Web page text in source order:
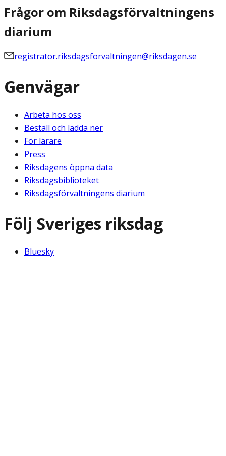
Frågor om Riksdagsförvaltningens
diarium
registrator.riksdagsforvaltningen@riksdagen.se
Genvägar
Arbeta hos oss
Beställ och ladda ner
För lärare
Press
Riksdagens öppna data
Riksdagsbiblioteket
Riksdagsförvaltningens diarium
Följ Sveriges riksdag
Bluesky